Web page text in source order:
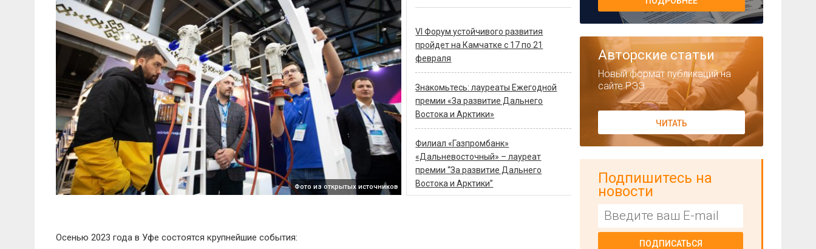
Фото из открытых источников
VI Форум устойчивого развития
пройдет на Камчатке с 17 по 21
февраля
Знакомьтесь: лауреаты Ежегодной
премии «За развитие Дальнего
Востока и Арктики»
Филиал «Газпромбанк»
«Дальневосточный» – лауреат
премии “За развитие Дальнего
Востока и Арктики”
Осенью 2023 года в Уфе состоятся крупнейшие события:
Авторские статьи
Новый формат публикаций на
сайте РЭЭ
ЧИТАТЬ
Подпишитесь на
новости
ПОДПИСАТЬСЯ